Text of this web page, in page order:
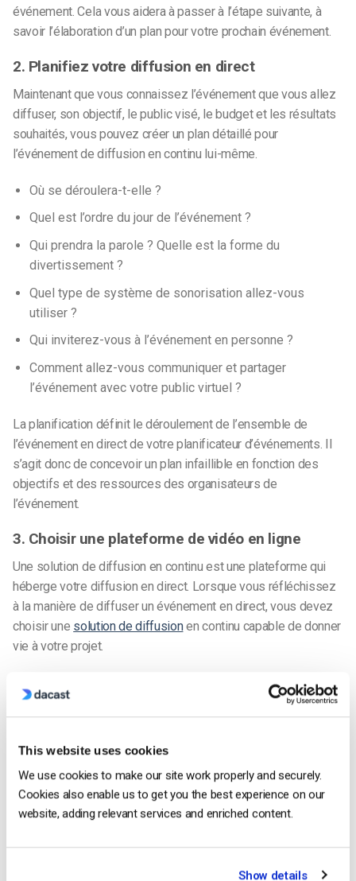
This website uses cookies
We use cookies to make our site work properly and securely.
Cookies also enable us to get you the best experience on our
website, adding relevant services and enriched content.
Show details
événement. Cela vous aidera à passer à l’étape suivante, à
savoir l’élaboration d’un plan pour votre prochain événement.
2. Planifiez votre diffusion en direct
Maintenant que vous connaissez l’événement que vous allez
diffuser, son objectif, le public visé, le budget et les résultats
souhaités, vous pouvez créer un plan détaillé pour
l’événement de diffusion en continu lui-même.
Où se déroulera-t-elle ?
Quel est l’ordre du jour de l’événement ?
Qui prendra la parole ? Quelle est la forme du
divertissement ?
Quel type de système de sonorisation allez-vous
utiliser ?
Qui inviterez-vous à l’événement en personne ?
Comment allez-vous communiquer et partager
l’événement avec votre public virtuel ?
La planification définit le déroulement de l’ensemble de
l’événement en direct de votre planificateur d’événements. Il
s’agit donc de concevoir un plan infaillible en fonction des
objectifs et des ressources des organisateurs de
l’événement.
3. Choisir une plateforme de vidéo en ligne
Une solution de diffusion en continu est une plateforme qui
héberge votre diffusion en direct. Lorsque vous réfléchissez
à la manière de diffuser un événement en direct, vous devez
choisir une solution de diffusionen continu capable de donner
vie à votre projet.
plateformes de diffusion en direct de qualité
professionnelle sont équipées de
lecteurs vidéo HTML5en
marque blanche qui peuvent être facilement intégrés à votre
En utilisant l’une desplateformes professionnellesde
streaming vidéo, vous et vos spectateurs avez accès à des
des diffusions réussies. Une plateforme de diffusion